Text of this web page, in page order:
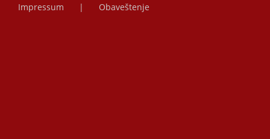
Impressum Obaveštenje